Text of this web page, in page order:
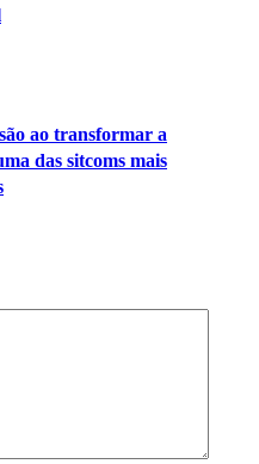
ao transformar a
das sitcoms mais